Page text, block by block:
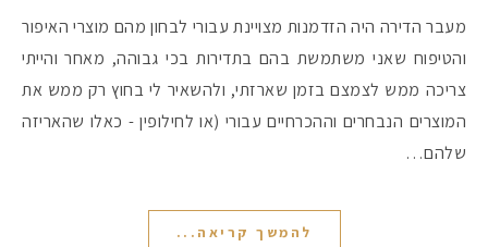
מעבר הדירה היה הזדמנות מצויינת עבורי לבחון מהם מוצרי האיפור
והטיפוח שאני משתמשת בהם בתדירות בכי גבוהה, מאחר והייתי
צריכה ממש לצמצם בזמן שארזתי, ולהשאיר לי בחוץ רק ממש את
המוצרים הנבחרים וההכרחיים עבורי (או לחילופין - כאלו שהאריזה
שלהם…
להמשך קריאה...